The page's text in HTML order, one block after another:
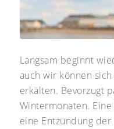
Langsam beginnt
auch wir können
erkälten. Bevorzugt
Wintermonaten.
eine Entzündung